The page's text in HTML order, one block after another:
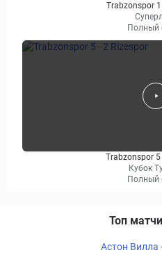
Trabzonspor
Полный
Trabzonspor 5
Кубок
Полный
Топ
Астон Вилла